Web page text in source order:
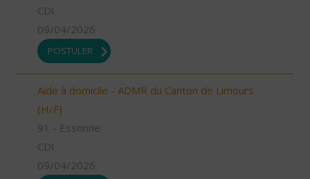
CDI
09/04/2026
POSTULER
Aide à domicile - ADMR du Canton de Limours
(H/F)
91 - Essonne
CDI
09/04/2026